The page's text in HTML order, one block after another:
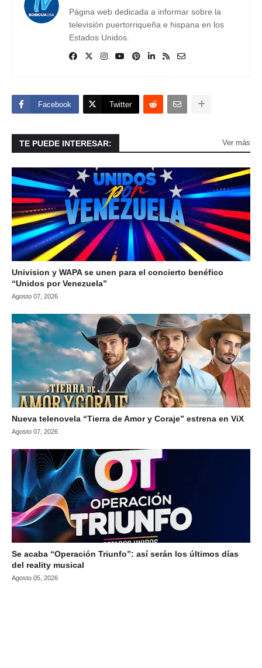
Página web dedicada a informar sobre la
televisión puertorriqueña e hispana en los
Estados Unidos.
Facebook Twitter
TE PUEDE INTERESAR: Ver más
Univision y WAPA se unen para el concierto benéfico
“Unidos por Venezuela”
Agosto 07, 2026
Nueva telenovela “Tierra de Amor y Coraje” estrena en ViX
Agosto 07, 2026
Se acaba “Operación Triunfo”: así serán los últimos días
del reality musical
Agosto 05, 2026